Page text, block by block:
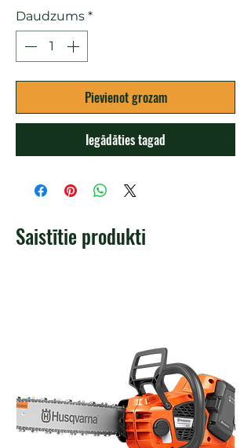
Daudzums *
Pievienot grozam
Iegādāties tagad
Saistītie produkti